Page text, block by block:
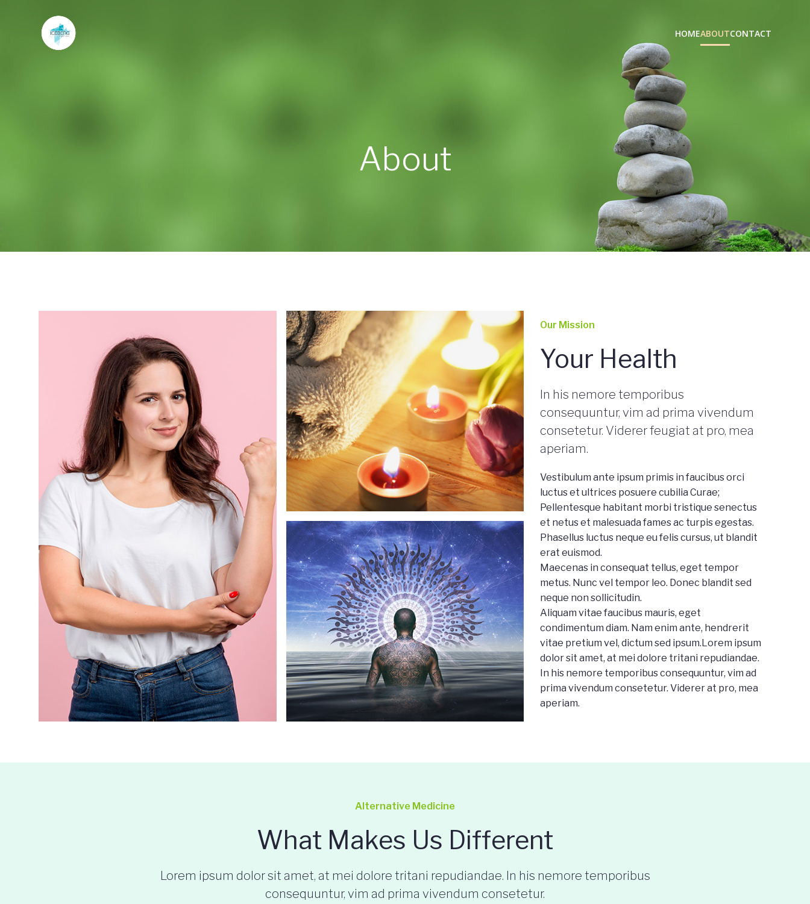
HOMEABOUTCONTACT
About
Our Mission
Your Health
In his nemore temporibus
consequuntur, vim ad prima vivendum
consetetur. Viderer feugiat at pro, mea
aperiam.
Vestibulum ante ipsum primis in faucibus orci
luctus et ultrices posuere cubilia Curae;
Pellentesque habitant morbi tristique senectus
et netus et malesuada fames ac turpis egestas.
Phasellus luctus neque eu felis cursus, ut blandit
erat euismod.
Maecenas in consequat tellus, eget tempor
metus. Nunc vel tempor leo. Donec blandit sed
neque non sollicitudin.
Aliquam vitae faucibus mauris, eget
condimentum diam. Nam enim ante, hendrerit
vitae pretium vel, dictum sed ipsum.Lorem ipsum
dolor sit amet, at mei dolore tritani repudiandae.
In his nemore temporibus consequuntur, vim ad
prima vivendum consetetur. Viderer at pro, mea
aperiam.
Alternative Medicine
What Makes Us Different
Lorem ipsum dolor sit amet, at mei dolore tritani repudiandae. In his nemore temporibus
consequuntur, vim ad prima vivendum consetetur.